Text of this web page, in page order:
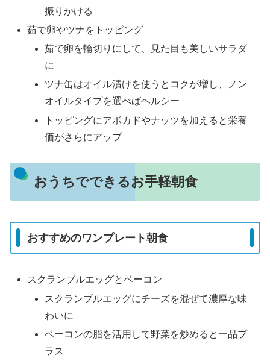
振りかける
茹で卵やツナをトッピング
茹で卵を輪切りにして、見た目も美しいサラダ
に
ツナ缶はオイル漬けを使うとコクが増し、ノン
オイルタイプを選べばヘルシー
トッピングにアボカドやナッツを加えると栄養
価がさらにアップ
おうちでできるお手軽朝食
おすすめのワンプレート朝食
スクランブルエッグとベーコン
スクランブルエッグにチーズを混ぜて濃厚な味
わいに
ベーコンの脂を活用して野菜を炒めると一品プ
ラス